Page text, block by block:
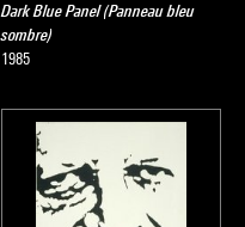
Dark Blue Panel (Panneau bleu
sombre)
1985